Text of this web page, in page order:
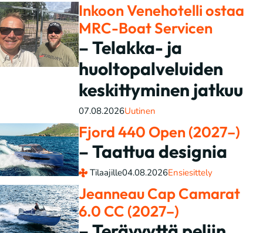
Inkoon Venehotelli ostaa
MRC-Boat Servicen
– Telakka- ja
huoltopalveluiden
keskittyminen jatkuu
07.08.2026Uutinen
Fjord 440 Open (2027–)
– Taattua designia
Tilaajille04.08.2026Ensiesittely
Jeanneau Cap Camarat
6.0 CC (2027–)